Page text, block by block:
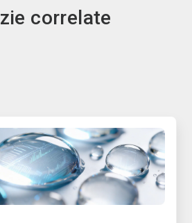
EXHLT
correlate